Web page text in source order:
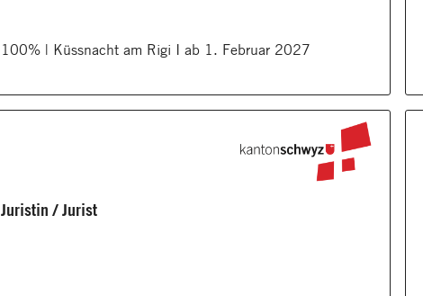
100% | Küssnacht am Rigi I ab 1. Februar 2027
Juristin / Jurist